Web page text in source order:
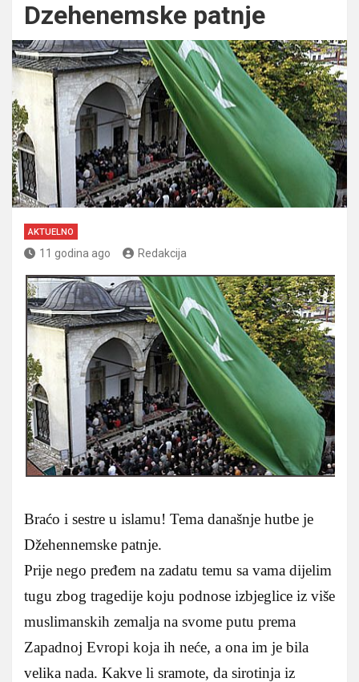
Dzehenemske patnje
AKTUELNO
11 godina ago Redakcija
Braćo i sestre u islamu! Tema današnje hutbe je
Džehennemske patnje.
Prije nego pređem na zadatu temu sa vama dijelim
tugu zbog tragedije koju podnose izbjeglice iz više
muslimanskih zemalja na svome putu prema
Zapadnoj Evropi koja ih neće, a ona im je bila
velika nada. Kakve li sramote, da sirotinja iz